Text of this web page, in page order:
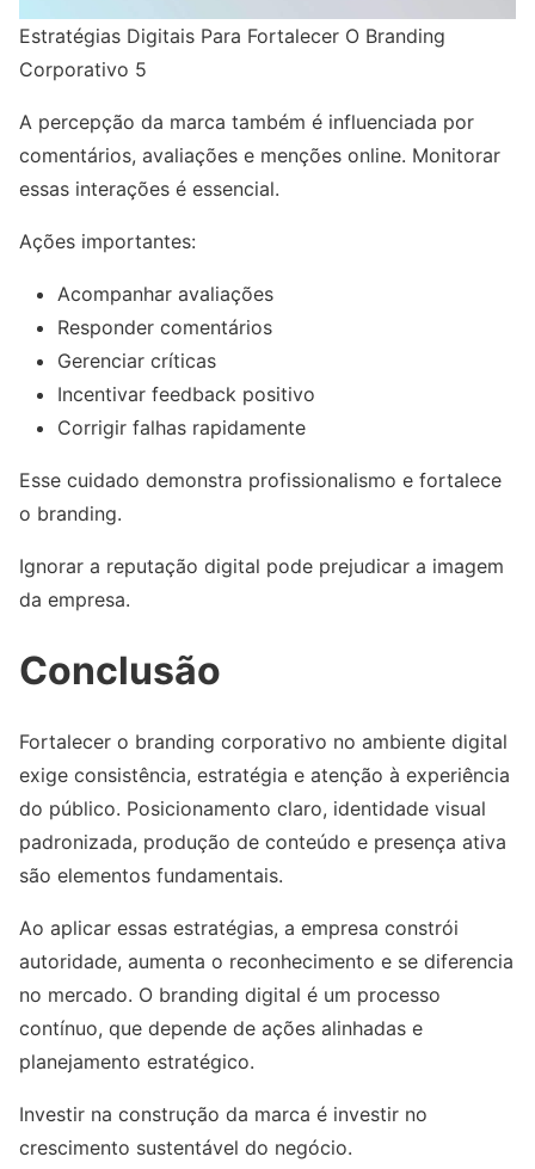
Estratégias Digitais Para Fortalecer O Branding
Corporativo 5
A percepção da marca também é influenciada por
comentários, avaliações e menções online. Monitorar
essas interações é essencial.
Ações importantes:
Acompanhar avaliações
Responder comentários
Gerenciar críticas
Incentivar feedback positivo
Corrigir falhas rapidamente
Esse cuidado demonstra profissionalismo e fortalece
o branding.
Ignorar a reputação digital pode prejudicar a imagem
da empresa.
Conclusão
Fortalecer o branding corporativo no ambiente digital
exige consistência, estratégia e atenção à experiência
do público. Posicionamento claro, identidade visual
padronizada, produção de conteúdo e presença ativa
são elementos fundamentais.
Ao aplicar essas estratégias, a empresa constrói
autoridade, aumenta o reconhecimento e se diferencia
no mercado. O branding digital é um processo
contínuo, que depende de ações alinhadas e
planejamento estratégico.
Investir na construção da marca é investir no
crescimento sustentável do negócio.